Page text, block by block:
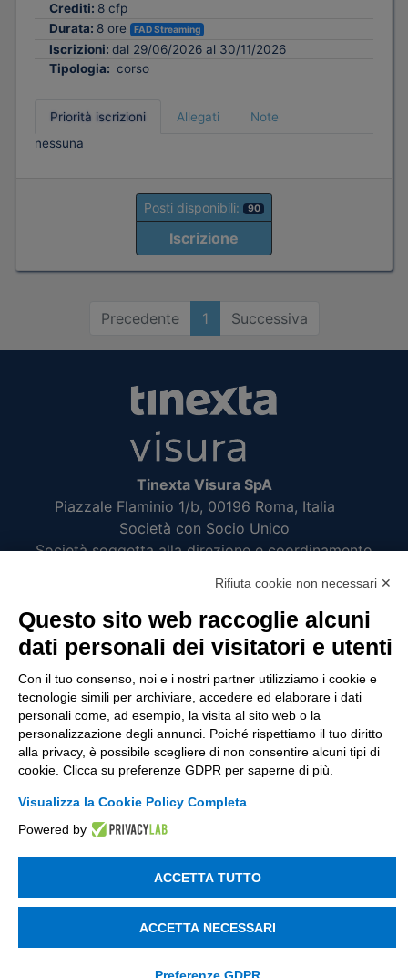
Crediti: 8 cfp
Durata: 8 ore FAD Streaming
Iscrizioni: dal 29/06/2026 al 30/11/2026
Tipologia: corso
Priorità iscrizioni Allegati
Note
nessuna
Posti disponibili: 90
Iscrizione
Precedente 1 Successiva
Tinexta Visura SpA
Piazzale Flaminio 1/b, 00196 Roma, Italia
Società con Socio Unico
Società soggetta alla direzione e coordinamento
P.IVA 05338771008 REA n. 877679
UTILITÀ
Recupero Password
Verifica attestato di presenza
POLICIES AND TERMS
© 2003 - 2026 Tinexta Visura S.p.A.Visura.it
Rifiuta cookie non necessari ✕
Questo sito web raccoglie alcuni
dati personali dei visitatori e utenti
Con il tuo consenso, noi e i nostri partner utilizziamo i cookie e
tecnologie simili per archiviare, accedere ed elaborare i dati
personali come, ad esempio, la visita al sito web o la
personalizzazione degli annunci. Poiché rispettiamo il tuo diritto
alla privacy, è possibile scegliere di non consentire alcuni tipi di
cookie. Clicca su preferenze GDPR per saperne di più.
Visualizza la Cookie Policy Completa
Powered by
ACCETTA TUTTO
ACCETTA NECESSARI